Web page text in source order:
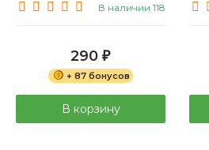
В наличии 118
290 ₽
+ 87 бонусов
В корзину